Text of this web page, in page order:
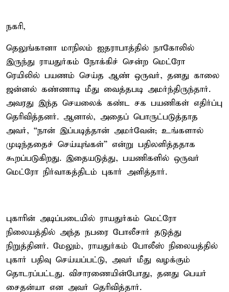
நகரி,
தெலுங்கானா மாநிலம் ஐதராபாத்தில் நாகோலில்
இருந்து ராயதுர்கம் நோக்கிச் சென்ற மெட்ரோ
ரெயிலில் பயணம் செய்த ஆண் ஒருவர், தனது காலை
ஜன்னல் கண்ணாடி மீது வைத்தபடி அமர்ந்திருந்தார்.
அவரது இந்த செயலைக் கண்ட சக பயணிகள் எதிர்ப்பு
தெரிவித்தனர். ஆனால், அதைப் பொருட்படுத்தாத
அவர், “நான் இப்படித்தான் அமர்வேன்; உங்களால்
முடிந்ததைச் செய்யுங்கள்” என்று பதிலளித்ததாக
கூறப்படுகிறது. இதையடுத்து, பயணிகளில் ஒருவர்
மெட்ரோ நிர்வாகத்திடம் புகார் அளித்தார்.
புகாரின் அடிப்படையில் ராயதுர்கம் மெட்ரோ
நிலையத்தில் அந்த நபரை போலீசார் தடுத்து
நிறுத்தினர். மேலும், ராயதுர்கம் போலீஸ் நிலையத்தில்
புகார் பதிவு செய்யப்பட்டு, அவர் மீது வழக்கும்
தொடரப்பட்டது. விசாரணையின்போது, தனது பெயர்
சைதன்யா என அவர் தெரிவித்தார்.